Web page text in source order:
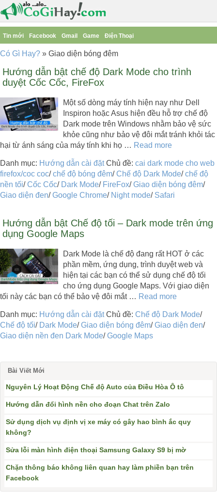
Tin mới Facebook Gmail Game Điện Thoại
Có Gì Hay? » Giao diện bóng đêm
Hướng dẫn bật chế độ Dark Mode cho trình
duyệt Cốc Cốc, FireFox
Một số dòng máy tính hiện nay như Dell
Inspiron hoặc Asus hiện đều hỗ trợ chế độ
Dark mode trên Windows nhằm bảo vệ sức
khỏe cũng như bảo vệ đôi mắt tránh khỏi tác
hại từ ánh sáng của máy tính khi họ … Read more
Danh mục: Hướng dẫn cài đặt Chủ đề: cai dark mode cho web
firefox/coc coc/chế độ bóng đêm/Chế độ Dark Mode/chế độ
nền tối/Cốc Cốc/ Dark Mode/ FireFox/Giao diện bóng đêm/
Giao diện đen/Google Chrome/ Night mode/ Safari
Hướng dẫn bật Chế độ tối – Dark mode trên ứng
dụng Google Maps
Dark Mode là chế độ đang rất HOT ở các
phần mềm, ứng dụng, trình duyệt web và
hiện tại các bạn có thể sử dụng chế độ tối
cho ứng dụng Google Maps. Với giao diện
tối này các bạn có thể bảo vệ đôi mắt … Read more
Danh mục: Hướng dẫn cài đặt Chủ đề: Chế độ Dark Mode/
Chế độ tối/ Dark Mode/Giao diện bóng đêm/Giao diện đen/
Giao diện nền đen Dark Mode/Google Maps
Bài Viết Mới
Nguyên Lý Hoạt Động Chế độ Auto của Điều Hòa Ô tô
Hướng dẫn đổi hình nền cho đoạn Chat trên Zalo
Sử dụng dịch vụ định vị xe máy có gây hao bình ắc quy
không?
Sửa lỗi màn hình điện thoại Samsung Galaxy S9 bị mờ
Chặn thông báo không liên quan hay làm phiền bạn trên
Facebook